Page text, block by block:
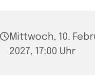
Mittwoch, 10.
2027, 17:00 Uhr